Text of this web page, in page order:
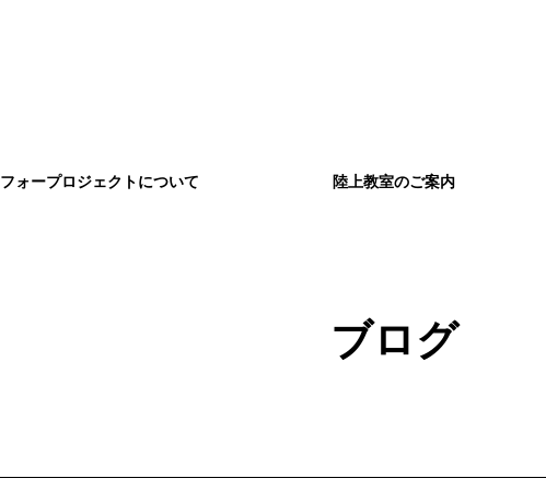
フォープロジェクトについて 陸上教室のご案内
ブログ